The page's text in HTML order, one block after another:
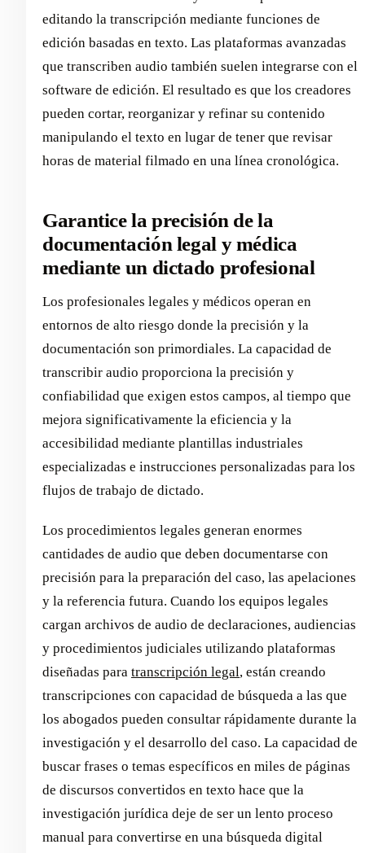
editando la transcripción mediante funciones de
edición basadas en texto. Las plataformas avanzadas
que transcriben audio también suelen integrarse con el
software de edición. El resultado es que los creadores
pueden cortar, reorganizar y refinar su contenido
manipulando el texto en lugar de tener que revisar
horas de material filmado en una línea cronológica.
Garantice la precisión de la
documentación legal y médica
mediante un dictado profesional
Los profesionales legales y médicos operan en
entornos de alto riesgo donde la precisión y la
documentación son primordiales. La capacidad de
transcribir audio proporciona la precisión y
confiabilidad que exigen estos campos, al tiempo que
mejora significativamente la eficiencia y la
accesibilidad mediante plantillas industriales
especializadas e instrucciones personalizadas para los
flujos de trabajo de dictado.
Los procedimientos legales generan enormes
cantidades de audio que deben documentarse con
precisión para la preparación del caso, las apelaciones
y la referencia futura. Cuando los equipos legales
cargan archivos de audio de declaraciones, audiencias
y procedimientos judiciales utilizando plataformas
diseñadas para transcripción legal, están creando
transcripciones con capacidad de búsqueda a las que
los abogados pueden consultar rápidamente durante la
investigación y el desarrollo del caso. La capacidad de
buscar frases o temas específicos en miles de páginas
de discursos convertidos en texto hace que la
investigación jurídica deje de ser un lento proceso
manual para convertirse en una búsqueda digital